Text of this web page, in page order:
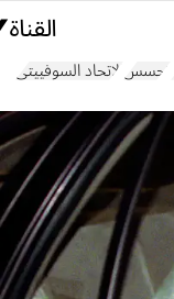
تجسسالاتحاد السوفييتي